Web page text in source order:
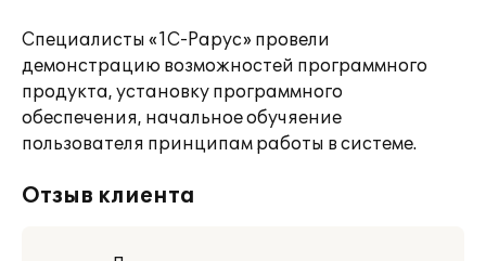
Специалисты «1С-Рарус» провели
демонстрацию возможностей программного
продукта, установку программного
обеспечения, начальное обучяение
пользователя принципам работы в системе.
Отзыв клиента